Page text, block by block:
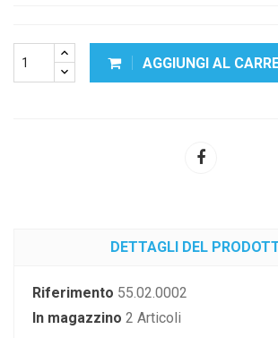
AGGIUNGI AL
DETTAGLI DEL
Riferimento 55.02.0002
In magazzino 2 Articoli